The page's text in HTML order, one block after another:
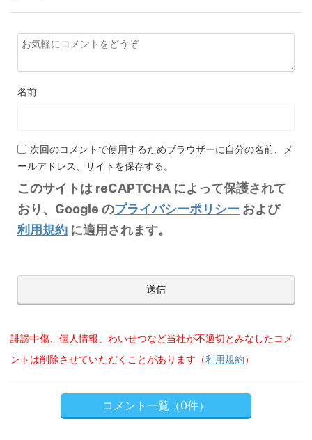
名前
次回のコメントで使用するためブラウザーに自分の名前、メ
ールアドレス、サイトを保存する。
このサイトは reCAPTCHA によって保護されて
おり、Google のプライバシーポリシー および
利用規約 に適用されます。
誹謗中傷、個人情報、わいせつなど当社が不適切とみなしたコメ
ントは削除させていただくことがあります（利用規約）
コメント一覧（0件）